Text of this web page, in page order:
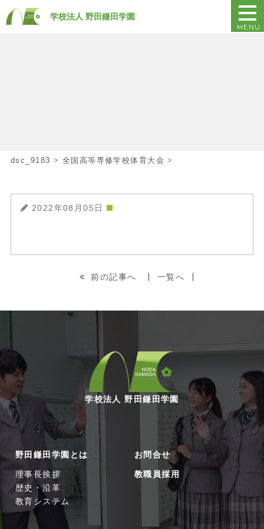
学校法人 野田鎌田学園
MENU
dsc_9183 > 全国高等専修学校体育大会 >
2022年08月05日
前の記事へ 一覧へ
学校法人 野田鎌田学園
野田鎌田学園とは
理事長挨拶
歴史・沿革
教育システム
お問合せ
教職員採用